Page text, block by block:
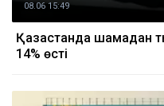
08.06 15:49
Қазақстанда шамадан
14% өсті